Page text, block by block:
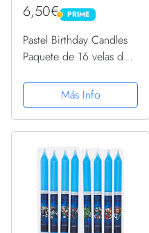
6,50€ PRIME
PRIME
Pastel Birthday Candles
Paquete de 16 velas de
pastel arcoíris con
soportes | Alto Delgado
10cm | Decoraciones de
cumpleaños,...
Más Info